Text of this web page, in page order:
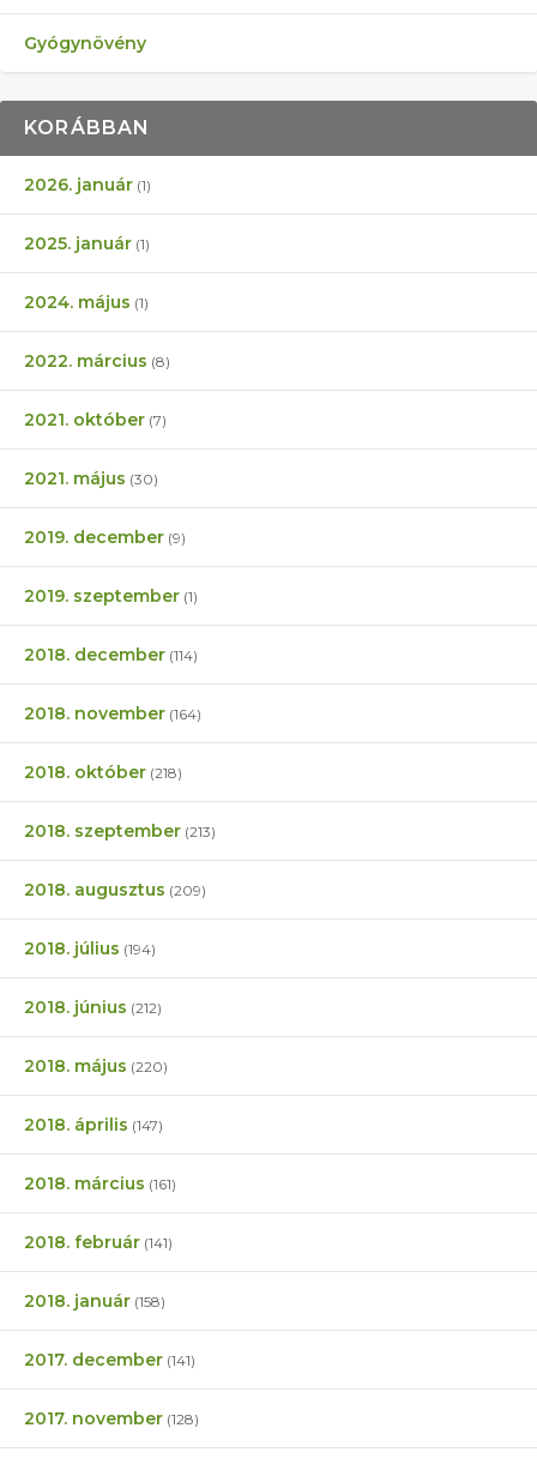
Gyógynövény
KORÁBBAN
2026. január (1)
2025. január (1)
2024. május (1)
2022. március (8)
2021. október (7)
2021. május (30)
2019. december (9)
2019. szeptember (1)
2018. december (114)
2018. november (164)
2018. október (218)
2018. szeptember (213)
2018. augusztus (209)
2018. július (194)
2018. június (212)
2018. május (220)
2018. április (147)
2018. március (161)
2018. február (141)
2018. január (158)
2017. december (141)
2017. november (128)